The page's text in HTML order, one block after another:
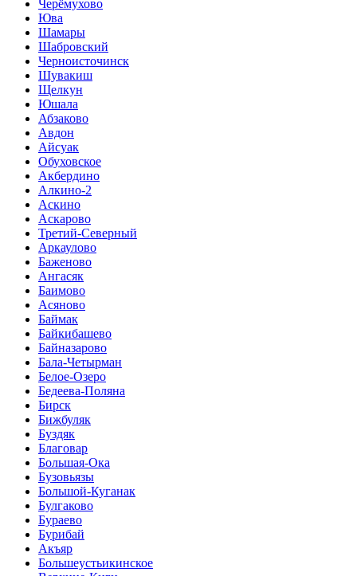
Черёмухово
Юва
Шамары
Шабровский
Черноисточинск
Шувакиш
Щелкун
Юшала
Абзаково
Авдон
Айсуак
Обуховское
Акбердино
Алкино-2
Аскино
Аскарово
Третий-Северный
Аркаулово
Баженово
Ангасяк
Баимово
Асяново
Баймак
Байкибашево
Байназарово
Бала-Четырман
Белое-Озеро
Бедеева-Поляна
Бирск
Бижбуляк
Буздяк
Благовар
Большая-Ока
Бузовьязы
Большой-Куганак
Булгаково
Бураево
Бурибай
Акъяр
Большеустьикинское